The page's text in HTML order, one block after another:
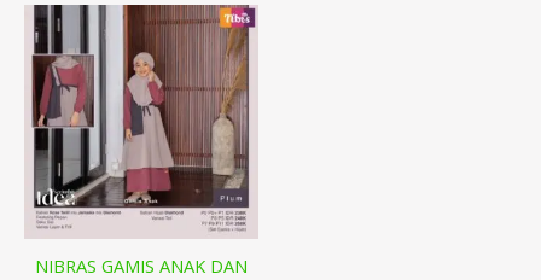
NIBRAS GAMIS ANAK DAN
Rentang
harga:
Rp198.000
hingga
Rp218.000